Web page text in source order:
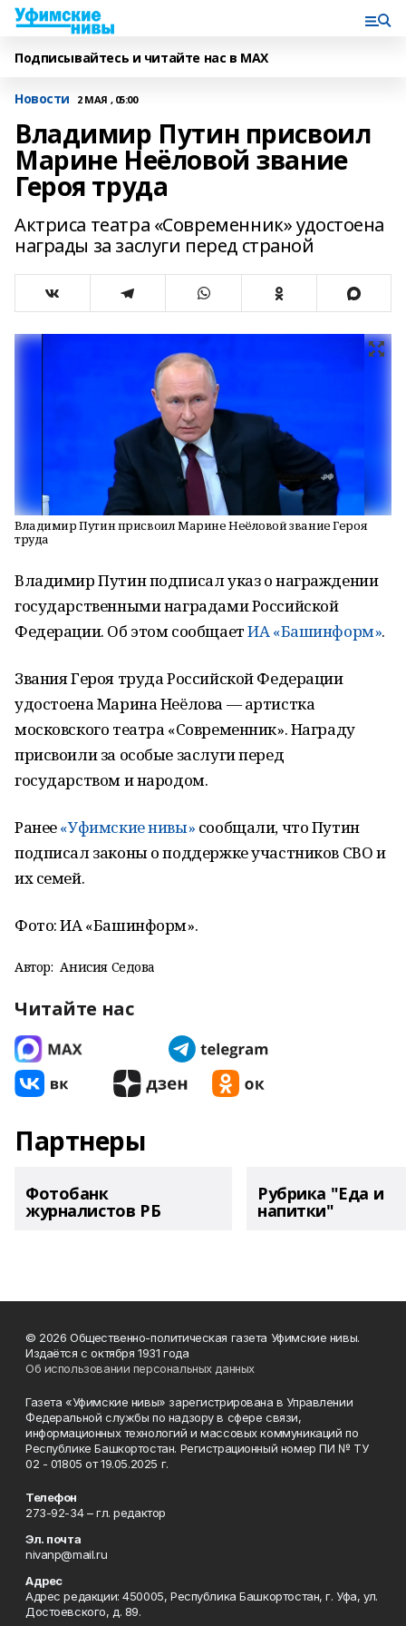
Подписывайтесь и читайте нас в MAX
Новости 2 МАЯ , 05:00
Владимир Путин присвоил
Марине Неёловой звание
Героя труда
Актриса театра «Современник» удостоена
награды за заслуги перед страной
Владимир Путин присвоил Марине Неёловой звание Героя
труда
Владимир Путин подписал указ о награждении
государственными наградами Российской
Федерации. Об этом сообщаетИА «Башинформ».
Звания Героя труда Российской Федерации
удостоена Марина Неёлова — артистка
московского театра «Современник». Награду
присвоили за особые заслуги перед
государством и народом.
Ранее«Уфимские нивы» сообщали, что Путин
подписал законы о поддержке участников СВО и
их семей.
Фото: ИА «Башинформ».
Автор: Анисия Седова
Читайте нас
Партнеры
Фотобанк
журналистов РБ
Рубрика "Еда и
напитки"
© 2026 Общественно-политическая газета Уфимские нивы.
Издаётся с октября 1931 года
Об использовании персональных данных
Газета «Уфимские нивы» зарегистрирована в Управлении
Федеральной службы по надзору в сфере связи,
информационных технологий и массовых коммуникаций по
Республике Башкортостан. Регистрационный номер ПИ № ТУ
02 - 01805 от 19.05.2025 г.
Телефон
273-92-34 – гл. редактор
Эл. почта
nivanp@mail.ru
Адрес
Адрес редакции: 450005, Республика Башкортостан, г. Уфа, ул.
Достоевского, д. 89.